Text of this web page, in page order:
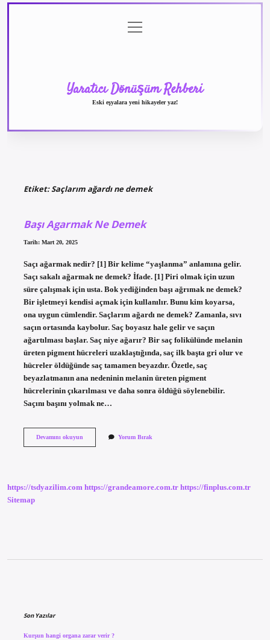
menüyü
aç
Yaratıcı Dönüşüm Rehberi
Eski eşyalara yeni hikayeler yaz!
Etiket:Saçlarım ağardı ne demek
Başı Agarmak Ne Demek
Tarih: Mart 20, 2025
Saçı ağarmak nedir? [1] Bir kelime “yaşlanma” anlamına gelir.
Saçı sakalı ağarmak ne demek? İfade. [1] Piri olmak için uzun
süre çalışmak için usta. Bok yediğinden başı ağrımak ne demek?
Bir işletmeyi kendisi açmak için kullanılır. Bunu kim koyarsa,
ona uygun cümlendir. Saçlarım ağardı ne demek? Zamanla, sıvı
saçın ortasında kaybolur. Saç boyasız hale gelir ve saçın
ağartılması başlar. Saç niye ağarır? Bir saç folikülünde melanin
üreten pigment hücreleri uzaklaştığında, saç ilk başta gri olur ve
hücreler öldüğünde saç tamamen beyazdır. Özetle, saç
beyazlatmanın ana nedeninin melanin üreten pigment
hücrelerinin çıkarılması ve daha sonra öldüğü söylenebilir.
Saçını başını yolmak ne…
Devamını okuyunBaşı
Yorum Bırak
https://tsdyazilim.com https://grandeamore.com.tr https://finplus.com.tr
Sitemap
Son Yazılar
Kurşun hangi organa zarar verir ?